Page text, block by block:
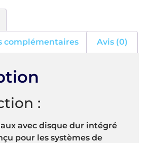
complémentaires Avis (0)
:
avec disque dur intégré
pour les systèmes de